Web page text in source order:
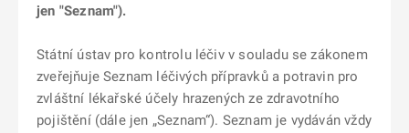
jen "Seznam").
Státní ústav pro kontrolu léčiv v souladu se zákonem
zveřejňuje Seznam léčivých přípravků a potravin pro
zvláštní lékařské účely hrazených ze zdravotního
pojištění (dále jen „Seznam“). Seznam je vydáván vždy